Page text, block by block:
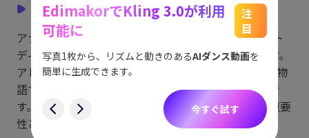
アナと雪の女王
アナと雪の女王は、2013年にリリースされたウォルト
ディズニーアニメーションスタジオのアニメ映画です。
アレンデール王国に住む2人の姉妹、エルサとアナの物
語です。エルサの特別な能力は、氷と雪を操ることで
す。物語は、自己認識と他者の理解、家族と友情の重要
性というテーマを中心に展開しています。
スム
EdimakorでKling 3.0が利用
可能に
注
目
写真1枚から、リズムと動きのあるAIダンス動画を
簡単に生成できます。
今すぐ試す
アイ
ョッ
にも